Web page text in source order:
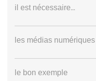
il est nécessaire...
les médias numériques
le bon exemple